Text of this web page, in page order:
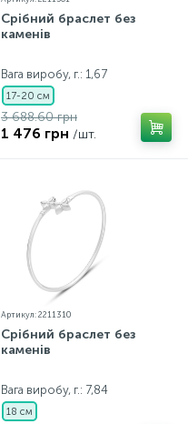
Срібний браслет без
каменів
Вага виробу, г.: 1,67
17-20 см
3 688.60 грн
1 476 грн /шт.
Артикул: 2211310
Срібний браслет без
каменів
Вага виробу, г.: 7,84
18 см